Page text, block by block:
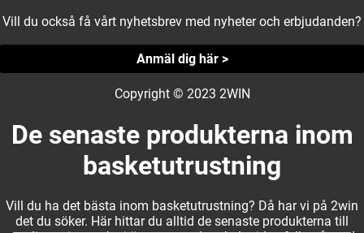
Vill du också få vårt nyhetsbrev med nyheter och erbjudanden?
Anmäl dig här >
Copyright © 2023 2WIN
De senaste produkterna inom
basketutrustning
Vill du ha det bästa inom basketutrustning? Då har vi på 2win
det du söker. Här hittar du alltid de senaste produkterna till